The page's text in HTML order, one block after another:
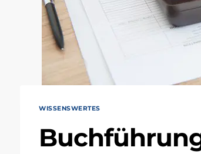
WISSENSWERTES